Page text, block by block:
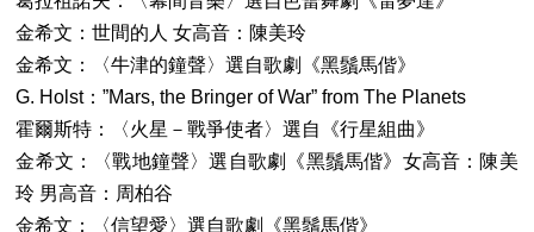
金希文：世間的人 女高音：陳美玲
金希文：〈牛津的鐘聲〉選自歌劇《黑鬚馬偕》
G. Holst：”Mars, the Bringer of War” from The Planets
霍爾斯特：〈火星－戰爭使者〉選自《行星組曲》
金希文：〈戰地鐘聲〉選自歌劇《黑鬚馬偕》女高音：陳美
玲 男高音：周柏谷
金希文：〈信望愛〉選自歌劇《黑鬚馬偕》